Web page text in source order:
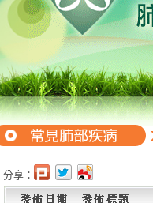
分享：